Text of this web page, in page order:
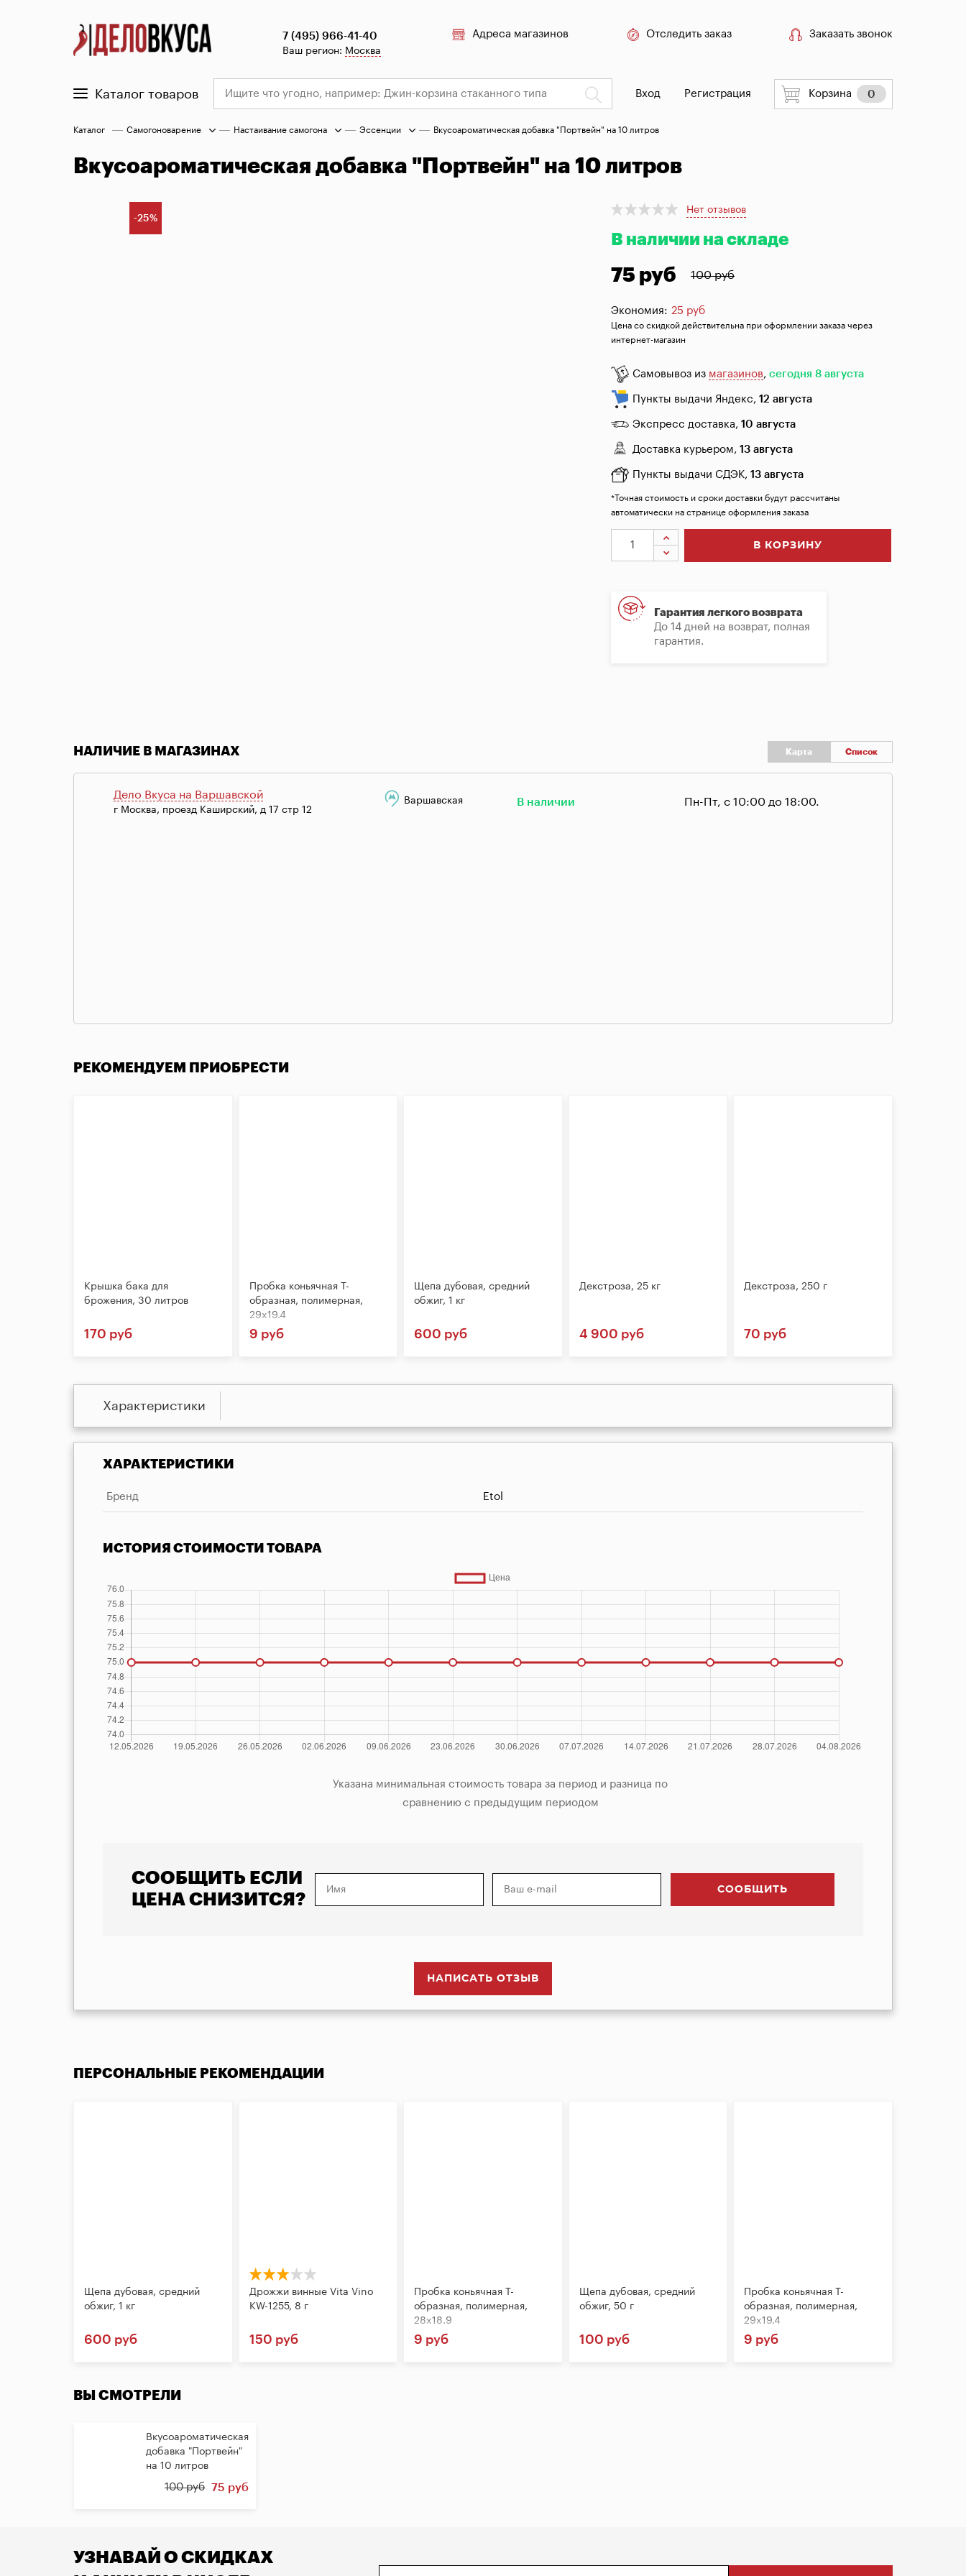
7 (495) 966-41-40
Ваш регион: Москва
Адреса магазинов Отследить заказ Заказать звонок
Каталог товаров Вход Регистрация Корзина 0
Каталог Самогоноварение Настаивание самогона Эссенции Вкусоароматическая добавка "Портвейн" на 10 литров
Вкусоароматическая добавка "Портвейн" на 10 литров
1
-25%
Нет отзывов
В наличии на складе
75 руб 100 руб
Экономия: 25 руб
Цена со скидкой действительна при оформлении заказа через
интернет-магазин
Самовывоз из магазинов, сегодня 8 августа
Пункты выдачи Яндекс, 12 августа
Экспресс доставка, 10 августа
Доставка курьером, 13 августа
Пункты выдачи СДЭК, 13 августа
*Точная стоимость и сроки доставки будут рассчитаны
автоматически на странице оформления заказа
В КОРЗИНУ
Гарантия легкого возврата
До 14 дней на возврат, полная
гарантия.
НАЛИЧИЕ В МАГАЗИНАХ Карта Список
Дело Вкуса на Варшавской
г Москва, проезд Каширский, д 17 стр 12
Варшавская В наличии Пн-Пт, с 10:00 до 18:00.
РЕКОМЕНДУЕМ ПРИОБРЕСТИ
Крышка бака для
брожения, 30 литров
170 руб
Пробка коньячная Т-
образная, полимерная,
29x19.4
9 руб
Щепа дубовая, средний
обжиг, 1 кг
600 руб
Декстроза, 25 кг
4 900 руб
Декстроза, 250 г
70 руб
Характеристики
ХАРАКТЕРИСТИКИ
Бренд Etol
ИСТОРИЯ СТОИМОСТИ ТОВАРА
СООБЩИТЬ ЕСЛИ
ЦЕНА СНИЗИТСЯ?
НАПИСАТЬ ОТЗЫВ
ПЕРСОНАЛЬНЫЕ РЕКОМЕНДАЦИИ
Щепа дубовая, средний
обжиг, 1 кг
600 руб
Дрожжи винные Vita Vino
KW-1255, 8 г
150 руб
Пробка коньячная Т-
образная, полимерная,
28x18.9
9 руб
Щепа дубовая, средний
обжиг, 50 г
100 руб
Пробка коньячная Т-
образная, полимерная,
29x19.4
9 руб
ВЫ СМОТРЕЛИ
Вкусоароматическая
добавка "Портвейн"
на 10 литров
100 руб 75 руб
УЗНАВАЙ О СКИДКАХ